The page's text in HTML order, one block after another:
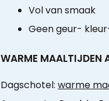
Vol van smaak
Geen geur-
WARME MAALTIJDEN
Dagschotel: warme